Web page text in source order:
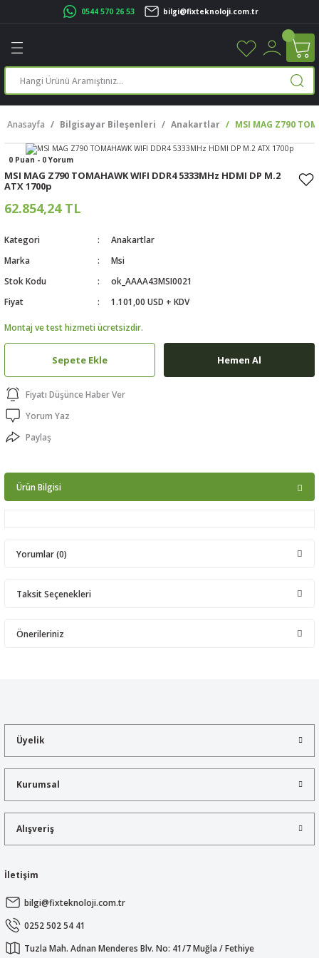
0544 570 26 53 bilgi@fixteknoloji.com.tr
Geri Dön
Geri Dön
Geri Dön
Yazıcı
Geri Dön
Geri Dön
Geri Dön
Geri Dön
Geri Dön
Anasayfa Bilgisayar Bileşenleri Anakartlar MSI MAG Z790
0 Puan - 0 Yorum
MSI MAG Z790 TOMAHAWK WIFI DDR4 5333MHz HDMI DP M.2
ATX 1700p
62.854,24 TL
Kategori
Anakartlar
Marka
Msi
Stok Kodu
ok_AAAA43MSI0021
Fiyat
1.101,00 USD + KDV
Montaj ve test hizmeti ücretsizdir.
Sepete Ekle Hemen Al
Fiyatı Düşünce Haber Ver
Yorum Yaz
Paylaş
Ürün Bilgisi
Yorumlar (0)
Taksit Seçenekleri
Önerileriniz
Ürün açıklamasında eksik bilgiler bulunuyor.
Ürün bilgilerinde hatalar bulunuyor.
Bu ürüne benzer farklı alternatifler olmalı.
Üyelik
Kurumsal
Alışveriş
İletişim
bilgi@fixteknoloji.com.tr
0252 502 54 41
Tuzla Mah. Adnan Menderes Blv. No: 41/7 Muğla / Fethiye